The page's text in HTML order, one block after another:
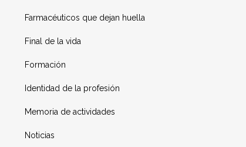
Farmacéuticos que dejan huella
Final de la vida
Formación
Identidad de la profesión
Memoria de actividades
Noticias